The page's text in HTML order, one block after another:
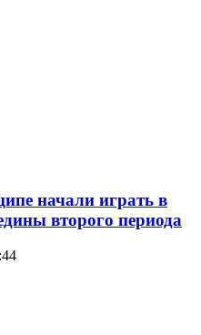
начали играть в
второго периода